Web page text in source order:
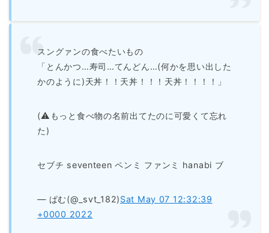
スングァンの食べたいもの
「とんかつ…寿司…てんどん…(何かを思い出した
かのように)天丼！！天丼！！！天丼！！！！」
(⚠︎もっと食べ物の名前出てたのに可愛くて忘れ
た)
セブチ seventeen ペンミ ファンミ hanabi ブ
— ぱむ(@_svt_182)Sat May 07 12:32:39
+0000 2022